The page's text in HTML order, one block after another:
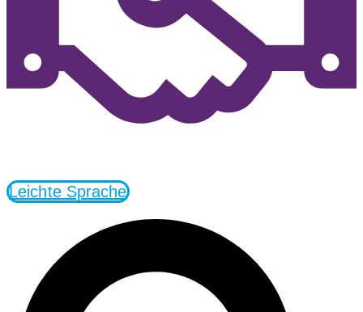
Leichte Sprache